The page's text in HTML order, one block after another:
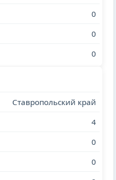
0
0
0
Ставропольский край
4
0
0